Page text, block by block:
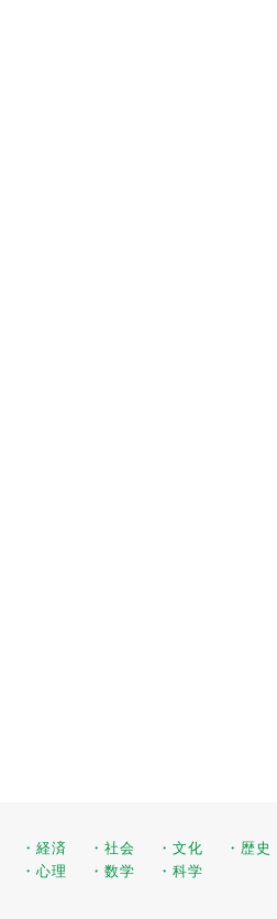
・経済 ・社会 ・文化
・歴史
・心理 ・数学 ・科学